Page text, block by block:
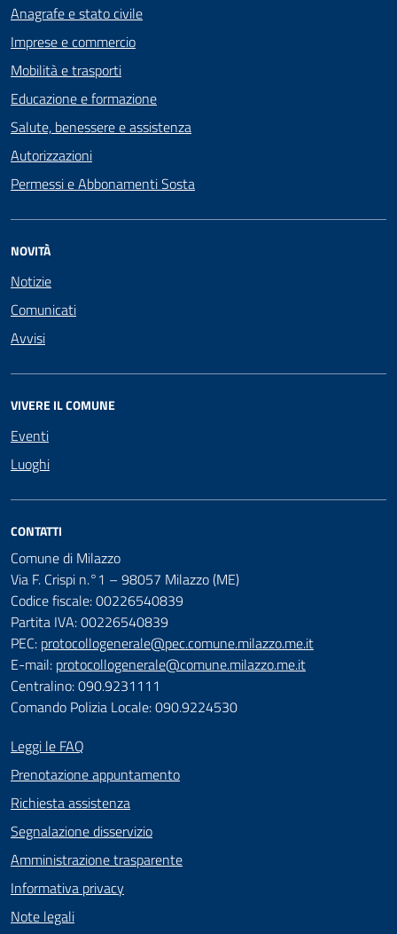
Anagrafe e stato civile
Imprese e commercio
Mobilità e trasporti
Educazione e formazione
Salute, benessere e assistenza
Autorizzazioni
Permessi e Abbonamenti Sosta
NOVITÀ
Notizie
Comunicati
Avvisi
VIVERE IL COMUNE
Eventi
Luoghi
CONTATTI
Comune di Milazzo
Via F. Crispi n.°1 – 98057 Milazzo (ME)
Codice fiscale: 00226540839
Partita IVA: 00226540839
PEC: protocollogenerale@pec.comune.milazzo.me.it
E-mail: protocollogenerale@comune.milazzo.me.it
Centralino: 090.9231111
Comando Polizia Locale: 090.9224530
Leggi le FAQ
Prenotazione appuntamento
Richiesta assistenza
Segnalazione disservizio
Amministrazione trasparente
Informativa privacy
Note legali